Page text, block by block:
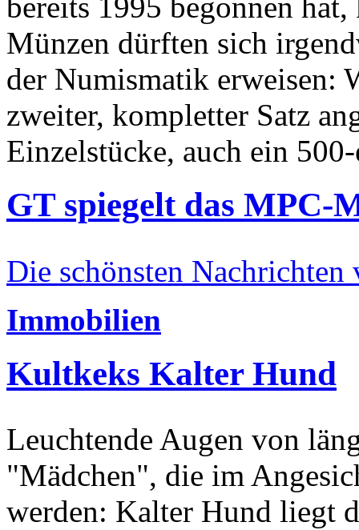
Münzen dürften sich
der Numismatik erweisen:
zweiter, kompletter Satz
Einzelstücke, auch ein
GT spiegelt das MPC-
Die schönsten Nachrichten
Immobilien
Kultkeks Kalter Hund
Leuchtende Augen von
"Mädchen", die im
werden: Kalter Hund liegt